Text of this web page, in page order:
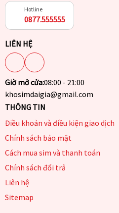
Hotline
0877.555555
LIÊN HỆ
Giờ mở cửa:08:00 - 21:00
khosimdaigia@gmail.com
THÔNG TIN
Điều khoản và điều kiện giao dịch
Chính sách bảo mật
Cách mua sim và thanh toán
Chính sách đổi trả
Liên hệ
Sitemap